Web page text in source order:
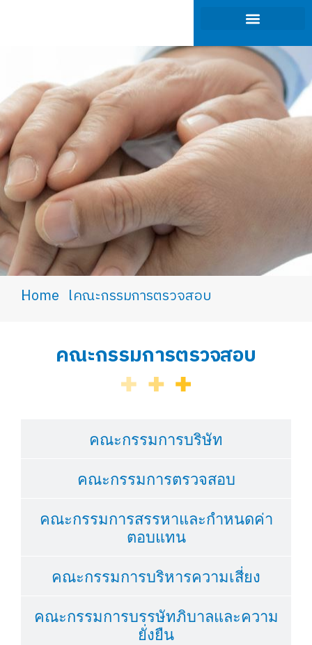
You are here:
Home คณะกรรมการตรวจสอบ
คณะกรรมการตรวจสอบ
คณะกรรมการบริษัท
คณะกรรมการตรวจสอบ
คณะกรรมการสรรหาและกำหนดค่า
ตอบแทน
คณะกรรมการบริหารความเสี่ยง
คณะกรรมการบรรษัทภิบาลและความ
ยั่งยืน